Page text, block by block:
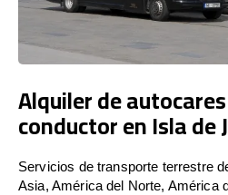
Alquiler de
conductor en Isla de
Servicios de transporte terrestre
Asia, América del Norte, América